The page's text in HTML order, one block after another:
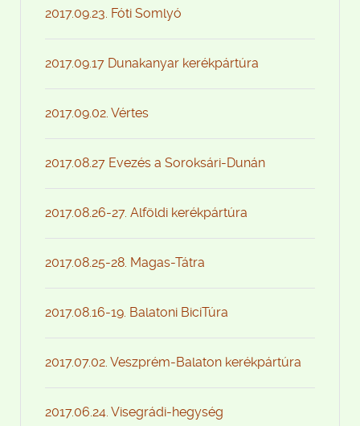
2017.09.23. Fóti Somlyó
2017.09.17 Dunakanyar kerékpártúra
2017.09.02. Vértes
2017.08.27 Evezés a Soroksári-Dunán
2017.08.26-27. Alföldi kerékpártúra
2017.08.25-28. Magas-Tátra
2017.08.16-19. Balatoni BiciTúra
2017.07.02. Veszprém-Balaton kerékpártúra
2017.06.24. Visegrádi-hegység